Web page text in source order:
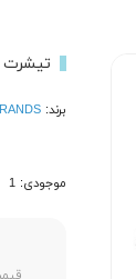
تیشرت
برند:
موجودی: 1